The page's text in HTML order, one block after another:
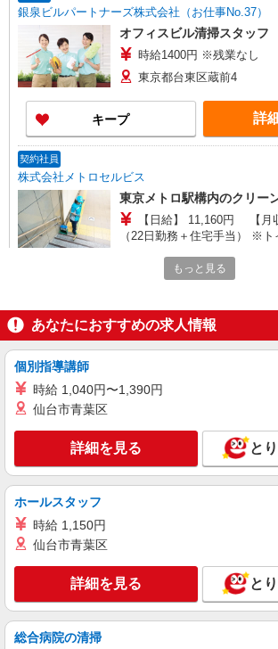
銀泉ビルパートナーズ株式会社（お仕事No.37）
オフィスビル清掃スタッフ
時給1400円 ※残業なし
東京都台東区蔵前4
キープ 詳
契約社員
株式会社メトロセルビス
東京メトロ駅構内のクリー
【日給】 11,160円 【月収例】 254,720円
（22日勤務＋住宅手当） ※ト
東京23区内駅、他東京メ
勤務地多数有
キープ 詳
業務委託
株式会社太陽ビルマネージメント
分譲マンション清掃兼務管
（報酬）月額173,070円＋
東京都台東区浅草橋5丁目
キープ 詳
業務委託
株式会社太陽ビルマネージメント
（報酬）月額98,900円＋
東京都台東区台東１丁目
キープ 詳
もっと見る
あなたにおすすめの求人情報
個別指導講師
時給 1,040円〜1,390円
仙台市青葉区
詳細を見る と
ホールスタッフ
時給 1,150円
仙台市青葉区
詳細を見る と
総合病院の清掃